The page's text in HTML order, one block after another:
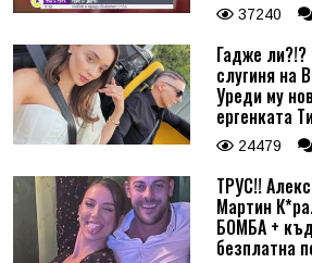
37240
Гадже
слугиня на
Уреди му
ергенката
24479
ТРУС!!
Мартин
БОМБА +
безплатна